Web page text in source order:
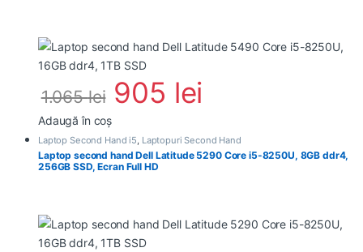
1.065lei 905 lei
Adaugă în coș
Laptop Second Hand i5, Laptopuri Second Hand
Laptop second hand Dell Latitude 5290 Core i5-8250U, 8GB ddr4,
256GB SSD, Ecran Full HD